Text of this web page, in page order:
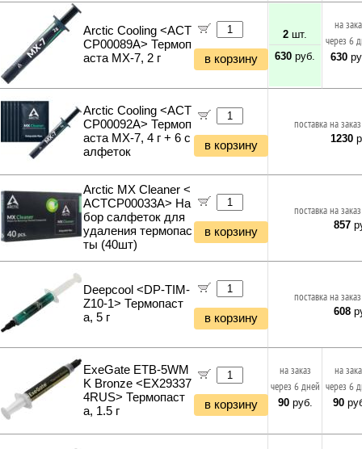
Фонари и мобильные светильники
Мультитулы и ножи
Инструменты и техника прочее
Arctic Cooling <ACT
CP00089A> Термоп
аста MX-7, 2 г
в корзину
2 шт.
630 руб.
на
через 6
630
Arctic Cooling <ACT
CP00092A> Термоп
аста MX-7, 4 г + 6 с
алфеток
в корзину
поставка на
1230
Arctic MX Cleaner <
ACTCP00033A> На
бор салфеток для
удаления термопас
ты (40шт)
в корзину
поставка на
857
Deepcool <DP-TIM-
Z10-1> Термопаст
а, 5 г
в корзину
поставка на
608
ExeGate ETB-5WM
K Bronze <EX29337
4RUS> Термопаст
а, 1.5 г
в корзину
на заказ
через 6 дней
90руб.
на
через 6
90